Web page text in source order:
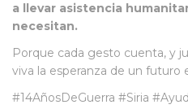
a llevar asistencia
necesitan.
Porque cada gesto cuenta, y
viva la esperanza de un futuro
#14AñosDeGuerra #Siria